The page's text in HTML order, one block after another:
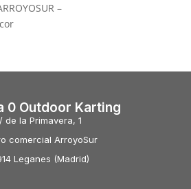
–
0 Outdoor Karting
de la Primavera, 1
comercial ArroyoSur
Leganes (Madrid)